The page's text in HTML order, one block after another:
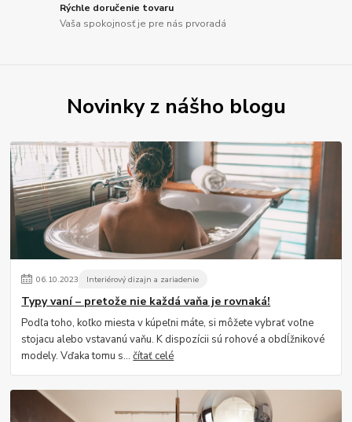
Rýchle doručenie tovaru
Vaša spokojnosť je pre nás prvoradá
Novinky z nášho blogu
06.10.2023 Interiérový dizajn a zariadenie
Typy vaní – pretože nie každá vaňa je rovnaká!
Podľa toho, koľko miesta v kúpeľni máte, si môžete vybrať voľne
stojacu alebo vstavanú vaňu. K dispozícii sú rohové a obdĺžnikové
modely. Vďaka tomu s...čítať celé